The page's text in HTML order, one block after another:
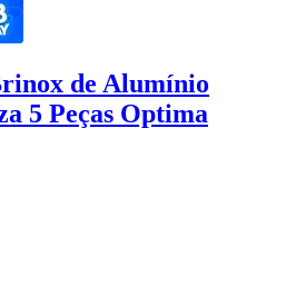
de Alumínio
5 Peças Optima